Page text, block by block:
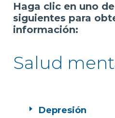
Haga clic en uno
siguientes para
información:
Salud
Depresión